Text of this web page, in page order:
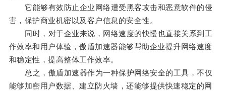
它能够有效防止企业网络遭受黑客攻击和恶意软件的侵
害，保护商业机密以及客户信息的安全性。
同时，对于企业来说，网络速度的快慢也直接关系到工
作效率和用户体验，傲盾加速器能够帮助企业提升网络速度
和稳定性，提高整体工作效率。
总之，傲盾加速器作为一种保护网络安全的工具，不仅
能够加密用户数据、建立防火墙，还能够提供快速稳定的网